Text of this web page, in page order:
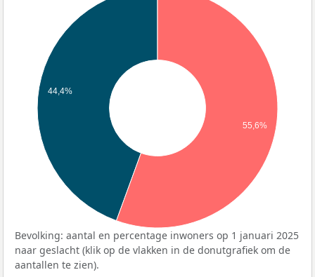
44,4%
55,6%
Bevolking: aantal en percentage inwoners op 1 januari 2025
naar geslacht (klik op de vlakken in de donutgrafiek om de
aantallen te zien).